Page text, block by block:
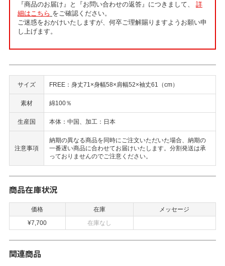
『商品のお届け』と『お問い合わせの返答』につきまして、 詳
細はこちら をご確認ください。
ご迷惑をおかけいたしますが、何卒ご理解賜りますようお願い申
し上げます。
サイズ FREE：身丈71×身幅58×肩幅52×袖丈61（cm）
素材 綿100％
生産国 本体：中国、加工：日本
注意事項
納期の異なる商品を同時にご注文いただいた場合、納期の
一番遅い商品に合わせてお届けいたします。分割発送は承
っておりませんのでご注意ください。
商品在庫状況
価格 在庫
メッセージ
¥7,700
在庫なし
関連商品